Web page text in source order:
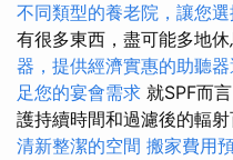
不同類型的養老院，讓您
有很多東西，盡可能多地休
器，提供經濟實惠的助聽
足您的宴會需求 就SPF而
護持續時間和過濾後的輻射
清新整潔的空間 搬家費用